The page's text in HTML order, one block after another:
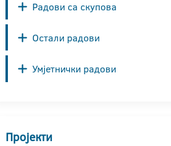
Радови са скупова
Остали радови
Умјетнички радови
Пројекти